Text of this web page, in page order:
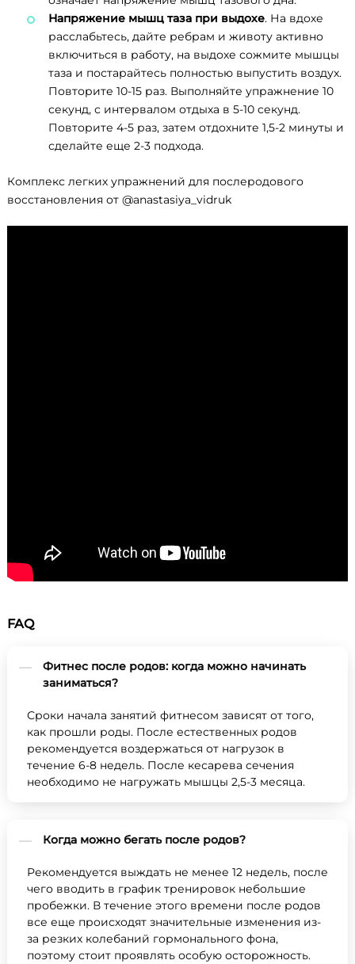
Напряжение мышц таза при выдохе. На вдохе
расслабьтесь, дайте ребрам и животу активно
включиться в работу, на выдохе сожмите мышцы
таза и постарайтесь полностью выпустить воздух.
Повторите 10-15 раз. Выполняйте упражнение 10
секунд, с интервалом отдыха в 5-10 секунд.
Повторите 4-5 раз, затем отдохните 1,5-2 минуты и
сделайте еще 2-3 подхода.
Комплекс легких упражнений для послеродового
восстановления от @anastasiya_vidruk
FAQ
Фитнес после родов: когда можно начинать
заниматься?
Сроки начала занятий фитнесом зависят от того,
как прошли роды. После естественных родов
рекомендуется воздержаться от нагрузок в
течение 6-8 недель. После кесарева сечения
необходимо не нагружать мышцы 2,5-3 месяца.
Когда можно бегать после родов?
Рекомендуется выждать не менее 12 недель, после
чего вводить в график тренировок небольшие
пробежки. В течение этого времени после родов
все еще происходят значительные изменения из-
за резких колебаний гормонального фона,
поэтому стоит проявлять особую осторожность.